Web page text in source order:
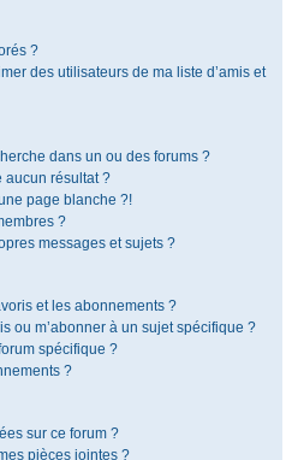
?
des utilisateurs de ma liste d’amis et
dans un ou des forums ?
aucun résultat ?
page blanche ?!
?
messages et sujets ?
et les abonnements ?
ou m’abonner à un sujet spécifique ?
spécifique ?
?
sur ce forum ?
pièces jointes ?